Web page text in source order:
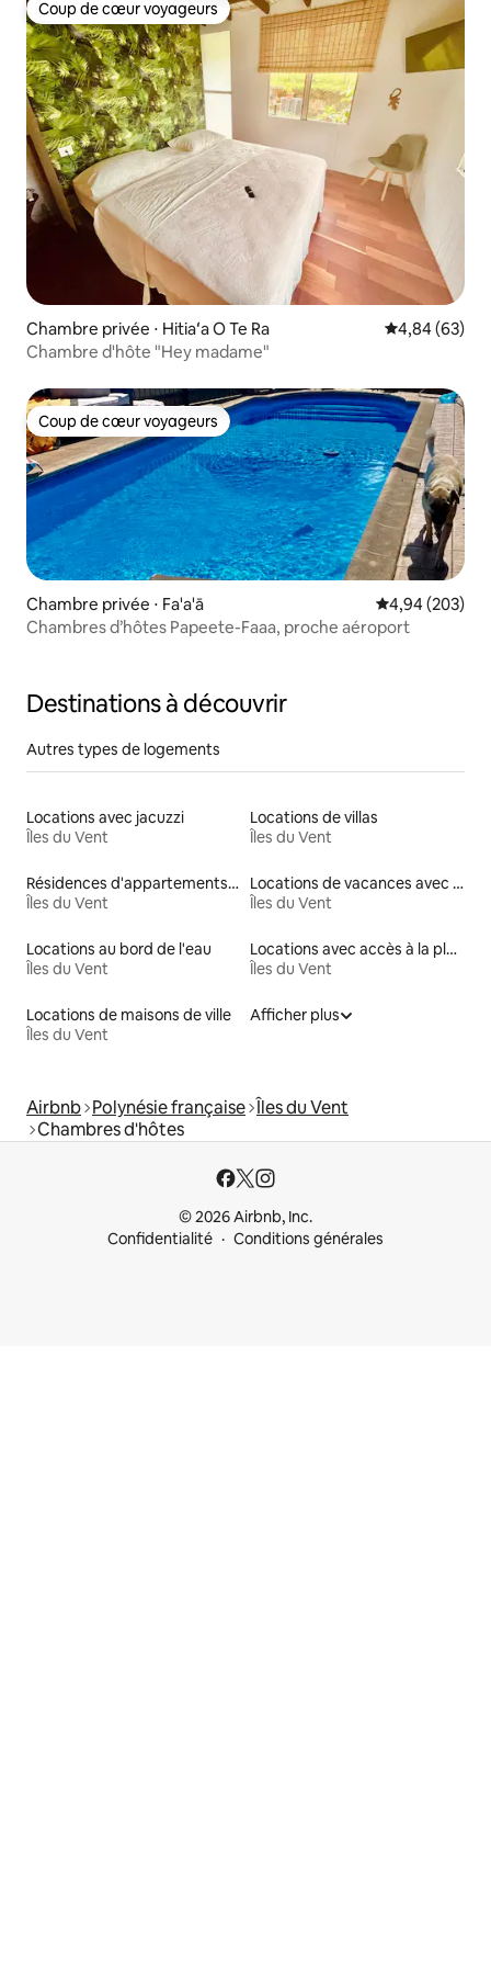
Coup de cœur voyageurs
Coup de cœur voyageurs
Chambre privée ⋅ Hitiaʻa O Te Ra Évaluation
4,84 (63)
Chambre d'hôte "Hey madame"
Coup de cœur voyageurs
Coup de cœur voyageurs
Chambre privée ⋅ Fa'a'ā Évaluation
4,94 (203)
Chambres d’hôtes Papeete-Faaa, proche aéroport
Destinations à découvrir
Autres types de logements
Locations avec jacuzzi
Îles du Vent
Locations de villas
Îles du Vent
Résidences d'appartements en location
Îles du Vent
Locations de vacances avec piscine
Îles du Vent
Locations au bord de l'eau
Îles du Vent
Locations avec accès à la plage
Îles du Vent
Locations de maisons de ville
Îles du Vent
Afficher plus
Airbnb Polynésie française Îles du Vent
Chambres d'hôtes
© 2026 Airbnb, Inc.
Confidentialité
Conditions générales